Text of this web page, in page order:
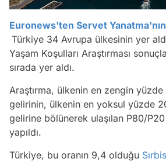
Euronews'ten Servet
Türkiye 34 Avrupa ülkesinin yer
Yaşam Koşulları Araştırması
sırada yer aldı.
Araştırma, ülkenin en zengin
gelirinin, ülkenin en yoksul yüzde
gelirine bölünerek ulaşılan P80/P20
yapıldı.
Türkiye, bu oranın 9,4 olduğu